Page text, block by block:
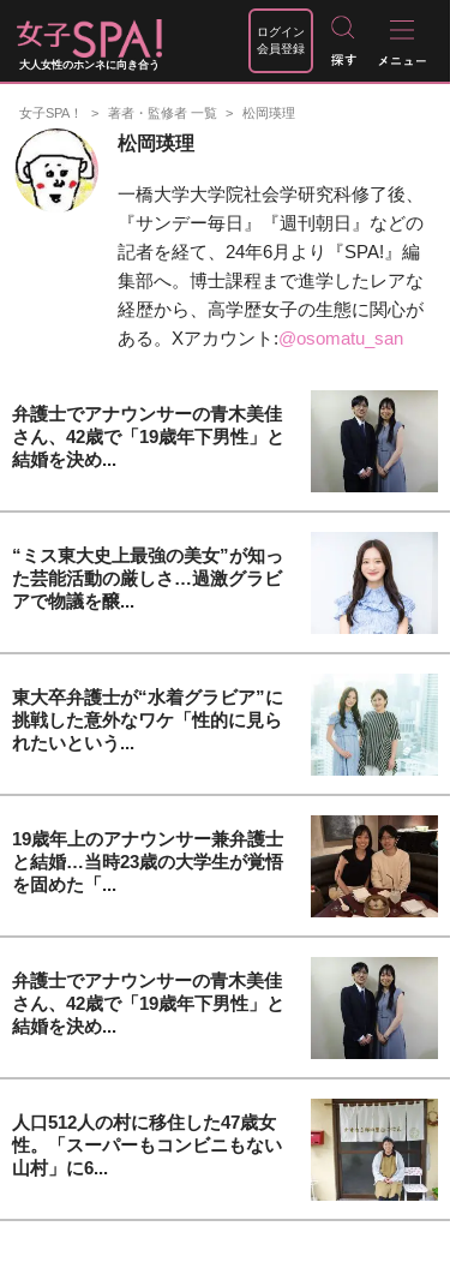
大人女性のホンネに向き合う
ログイン
会員登録
女子SPA！ 著者・監修者 一覧 松岡瑛理
松岡瑛理
一橋大学大学院社会学研究科修了後、
『サンデー毎日』『週刊朝日』などの
記者を経て、24年6月より『SPA!』編
集部へ。博士課程まで進学したレアな
経歴から、高学歴女子の生態に関心が
ある。Xアカウント:@osomatu_san
弁護士でアナウンサーの青木美佳
さん、42歳で「19歳年下男性」と
結婚を決め...
“ミス東大史上最強の美女”が知っ
た芸能活動の厳しさ…過激グラビ
アで物議を醸...
東大卒弁護士が“水着グラビア”に
挑戦した意外なワケ「性的に見ら
れたいという...
19歳年上のアナウンサー兼弁護士
と結婚…当時23歳の大学生が覚悟
を固めた「...
弁護士でアナウンサーの青木美佳
さん、42歳で「19歳年下男性」と
結婚を決め...
人口512人の村に移住した47歳女
性。「スーパーもコンビニもない
山村」に6...